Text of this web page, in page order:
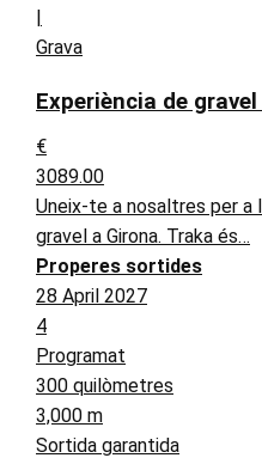
|
Grava
Experiència de
€
3089.00
Uneix-te a nosaltres per a
gravel a Girona. Traka és…
Properes sortides
28 April 2027
4
Programat
300 quilòmetres
3,000 m
Sortida garantida